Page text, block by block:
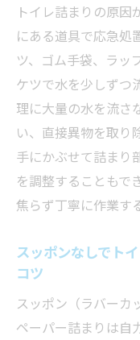
トイレ詰まりの原
にある道具で応急処
ツ、ゴム手袋、ラッ
ケツで水を少しずつ
理に大量の水を流さ
い、直接異物を取り
手にかぶせて詰まり
を調整することもで
焦らず丁寧に作業す
スッポンなしでト
コツ
スッポン（ラバーカ
ペーパー詰まりは自